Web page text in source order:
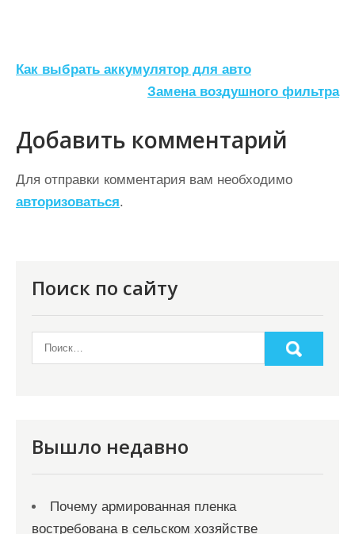
Н
в
и
г
а
м
Как выбрать аккумулятор для авто
Замена воздушного фильтра
Добавить комментарий
Для отправки комментария вам необходимо
авторизоваться.
Поиск по сайту
Вышло недавно
Почему армированная пленка
востребована в сельском хозяйстве